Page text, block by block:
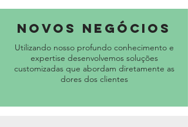
Novos Negócios
Utilizando nosso profundo conhecimento e
expertise desenvolvemos soluções
customizadas que abordam diretamente as
dores dos clientes